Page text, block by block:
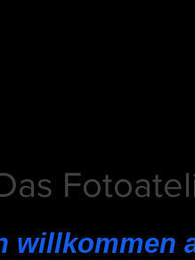
willkommen